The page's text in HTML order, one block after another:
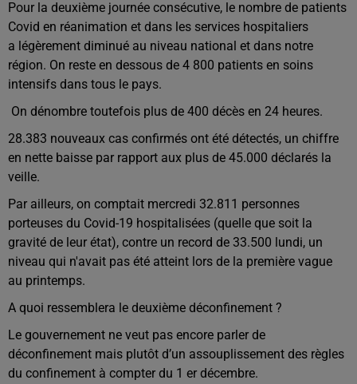
Pour la deuxième journée consécutive, le nombre de patients
Covid en réanimation et dans les services hospitaliers
a légèrement diminué au niveau national et dans notre
région. On reste en dessous de 4 800 patients en soins
intensifs dans tous le pays.
On dénombre toutefois plus de 400 décès en 24 heures.
28.383 nouveaux cas confirmés ont été détectés, un chiffre
en nette baisse par rapport aux plus de 45.000 déclarés la
veille.
Par ailleurs, on comptait mercredi 32.811 personnes
porteuses du Covid-19 hospitalisées (quelle que soit la
gravité de leur état), contre un record de 33.500 lundi, un
niveau qui n'avait pas été atteint lors de la première vague
au printemps.
A quoi ressemblera le deuxième déconfinement ?
Le gouvernement ne veut pas encore parler de
déconfinement mais plutôt d’un assouplissement des règles
du confinement à compter du 1 er décembre.